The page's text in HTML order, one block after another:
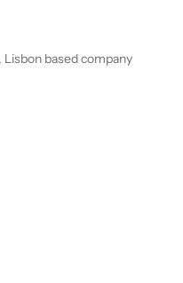
Lisbon based company